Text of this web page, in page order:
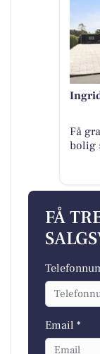
Få
bolig
FÅ
Email *